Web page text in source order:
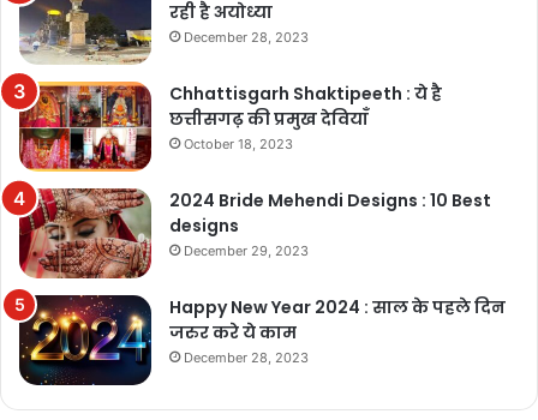
रही है अयोध्या
December 28, 2023
Chhattisgarh Shaktipeeth : ये है
छत्तीसगढ़ की प्रमुख देवियाँ
October 18, 2023
2024 Bride Mehendi Designs : 10 Best
designs
December 29, 2023
Happy New Year 2024 : साल के पहले दिन
जरुर करे ये काम
December 28, 2023